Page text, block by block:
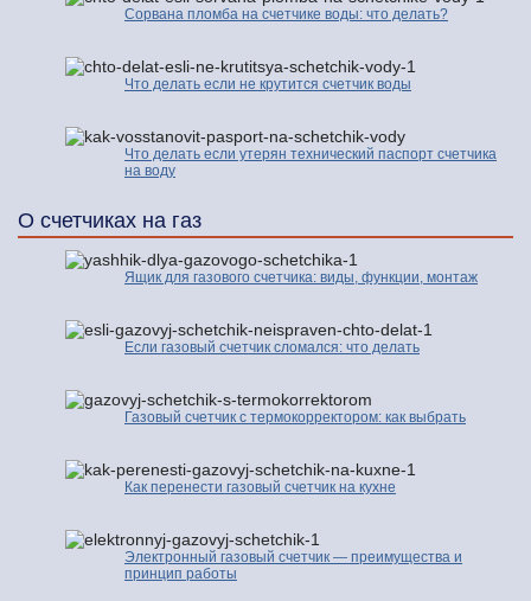
Сорвана пломба на счетчике воды: что делать?
Что делать если не крутится счетчик воды
Что делать если утерян технический паспорт счетчика
на воду
О счетчиках на газ
Ящик для газового счетчика: виды, функции, монтаж
Если газовый счетчик сломался: что делать
Газовый счетчик с термокорректором: как выбрать
Как перенести газовый счетчик на кухне
Электронный газовый счетчик — преимущества и
принцип работы